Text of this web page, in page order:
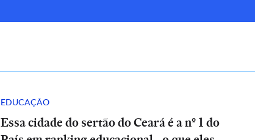
EDUCAÇÃO
Essa cidade do sertão do Ceará é a nº 1 do